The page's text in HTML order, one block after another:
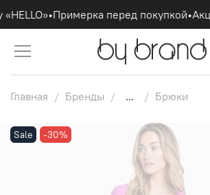
•Примерка перед покупкой•
Главная Бренды ... Брюки
Sale -30%